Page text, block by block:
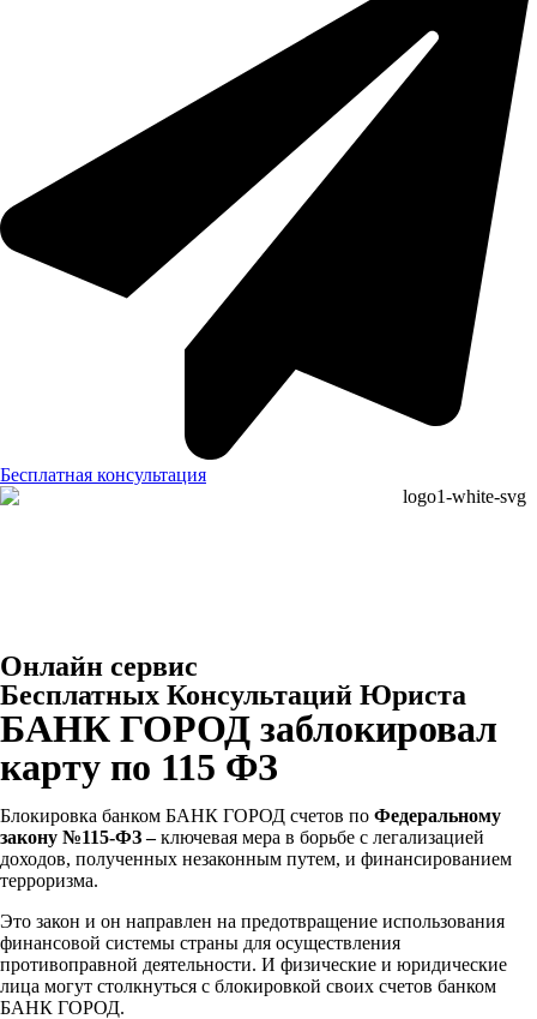
Бесплатная консультация
Онлайн сервис
Бесплатных Консультаций Юриста
БАНК ГОРОД заблокировал
карту по 115 ФЗ
Блокировка банком БАНК ГОРОД счетов по Федеральному
закону №115-ФЗ –ключевая мера в борьбе с легализацией
доходов, полученных незаконным путем, и финансированием
терроризма.
Это закон и он направлен на предотвращение использования
финансовой системы страны для осуществления
противоправной деятельности. И физические и юридические
лица могут столкнуться с блокировкой своих счетов банком
БАНК ГОРОД.